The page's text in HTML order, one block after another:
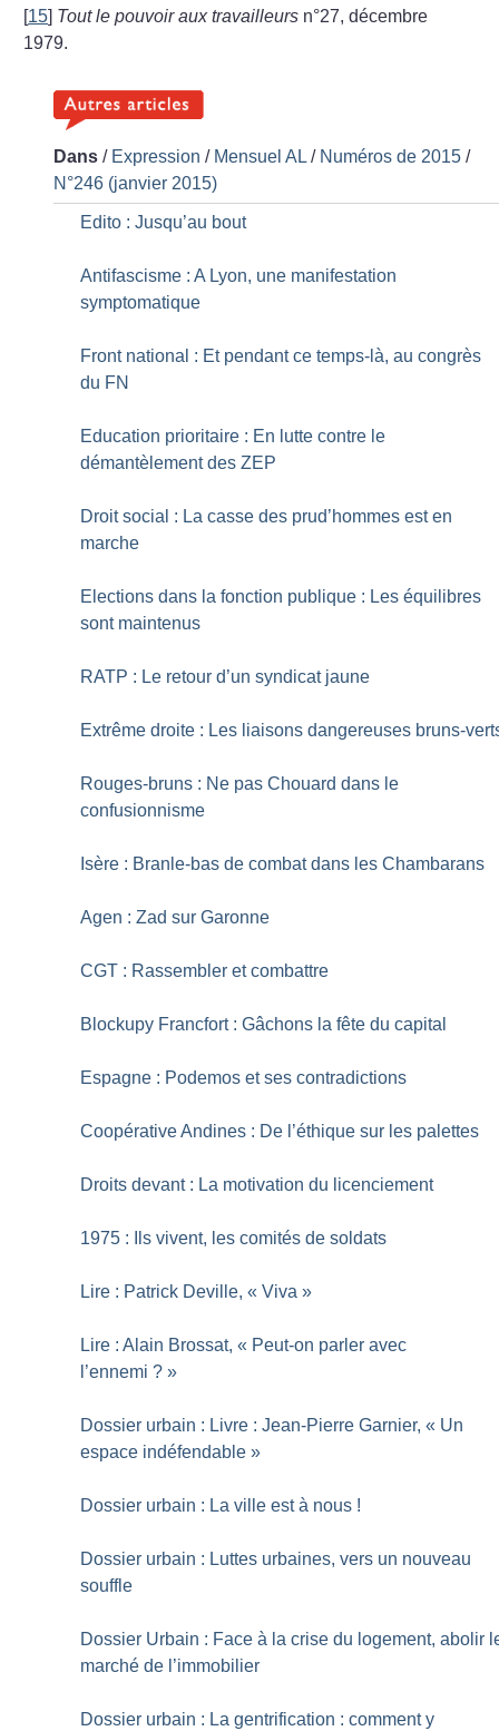
[15] Tout le pouvoir aux travailleurs n°27, décembre
1979.
Dans / Expression / Mensuel AL / Numéros de 2015 /
N°246 (janvier 2015)
Edito : Jusqu’au bout
Antifascisme : A Lyon, une manifestation
symptomatique
Front national : Et pendant ce temps-là, au congrès
du FN
Education prioritaire : En lutte contre le
démantèlement des ZEP
Droit social : La casse des prud’hommes est en
marche
Elections dans la fonction publique : Les équilibres
sont maintenus
RATP : Le retour d’un syndicat jaune
Extrême droite : Les liaisons dangereuses bruns-
Rouges-bruns : Ne pas Chouard dans le
confusionnisme
Isère : Branle-bas de combat dans les Chambarans
Agen : Zad sur Garonne
CGT : Rassembler et combattre
Blockupy Francfort : Gâchons la fête du capital
Espagne : Podemos et ses contradictions
Coopérative Andines : De l’éthique sur les palettes
Droits devant : La motivation du licenciement
1975 : Ils vivent, les comités de soldats
Lire : Patrick Deville, « Viva »
Lire : Alain Brossat, « Peut-on parler avec
l’ennemi ? »
Dossier urbain : Livre : Jean-Pierre Garnier, « Un
espace indéfendable »
Dossier urbain : La ville est à nous !
Dossier urbain : Luttes urbaines, vers un nouveau
souffle
Dossier Urbain : Face à la crise du logement, abolir
marché de l’immobilier
Dossier urbain : La gentrification : comment y